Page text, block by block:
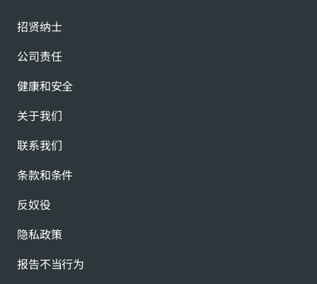
招贤纳士
公司责任
健康和安全
关于我们
联系我们
条款和条件
反奴役
隐私政策
报告不当行为